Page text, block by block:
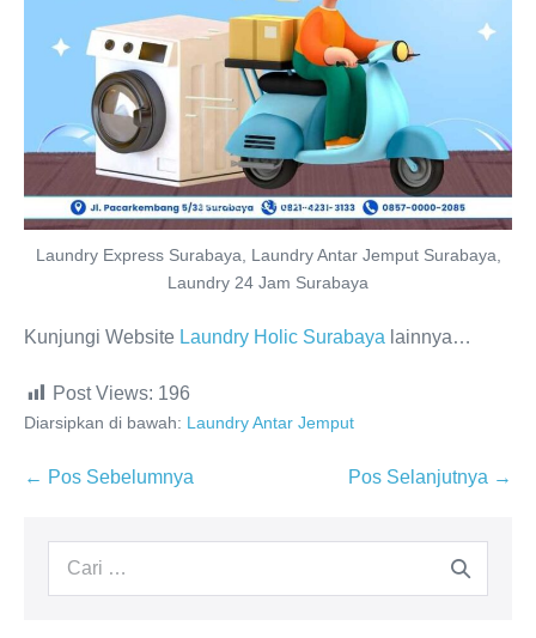
Laundry Express Surabaya, Laundry Antar Jemput Surabaya,
Laundry 24 Jam Surabaya
Kunjungi Website Laundry Holic Surabaya lainnya…
Post Views: 196
Diarsipkan di bawah: Laundry Antar Jemput
Navigasi
← Pos Sebelumnya Pos Selanjutnya →
Pencarian